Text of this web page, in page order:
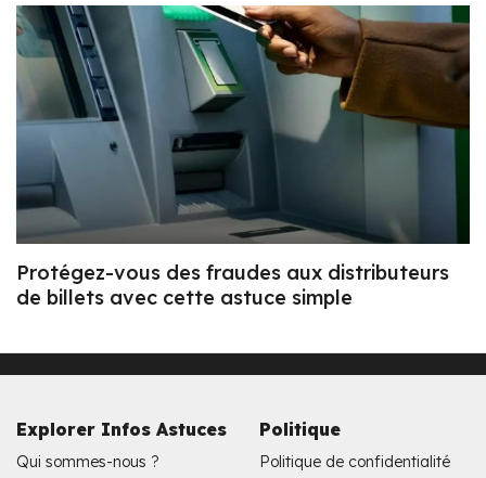
Protégez-vous des fraudes aux distributeurs
de billets avec cette astuce simple
Explorer Infos Astuces
Qui sommes-nous ?
Politique
Politique de confidentialité